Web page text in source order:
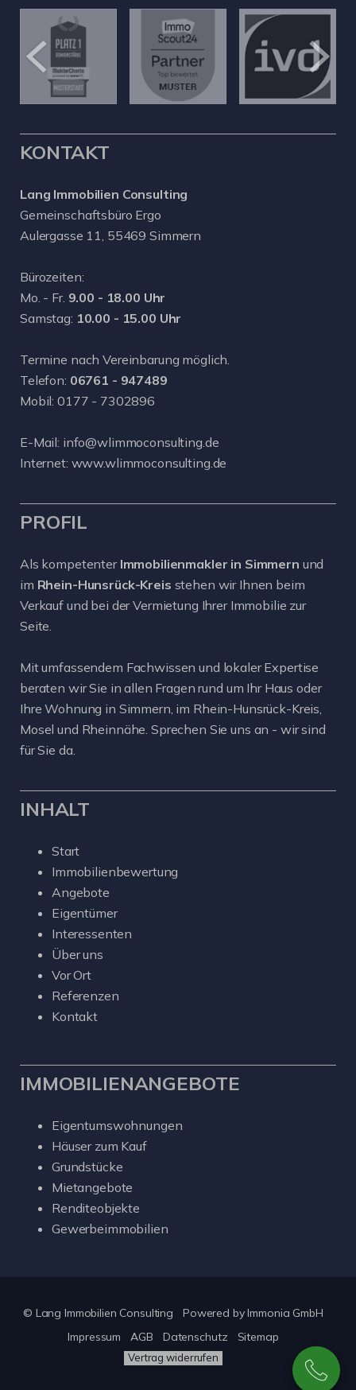
KONTAKT
Lang Immobilien Consulting
Gemeinschaftsbüro Ergo
Aulergasse 11, 55469 Simmern
Bürozeiten:
Mo. - Fr. 9.00 - 18.00 Uhr
Samstag: 10.00 - 15.00 Uhr
Termine nach Vereinbarung möglich.
Telefon: 06761 - 947489
Mobil: 0177 - 7302896
E-Mail: info@wlimmoconsulting.de
Internet: www.wlimmoconsulting.de
PROFIL
Als kompetenter Immobilienmakler in Simmern und
im Rhein-Hunsrück-Kreis stehen wir Ihnen beim
Verkauf und bei der Vermietung Ihrer Immobilie zur
Seite.
Mit umfassendem Fachwissen und lokaler Expertise
beraten wir Sie in allen Fragen rund um Ihr Haus oder
Ihre Wohnung in Simmern, im Rhein-Hunsrück-Kreis,
Mosel und Rheinnähe. Sprechen Sie uns an - wir sind
für Sie da.
INHALT
Start
Immobilienbewertung
Angebote
Eigentümer
Interessenten
Über uns
Vor Ort
Referenzen
Kontakt
IMMOBILIENANGEBOTE
Eigentumswohnungen
Häuser zum Kauf
Grundstücke
Mietangebote
Renditeobjekte
Gewerbeimmobilien
© Lang Immobilien Consulting Powered byImmonia GmbH
Impressum
AGB Datenschutz Sitemap
Vertrag widerrufen